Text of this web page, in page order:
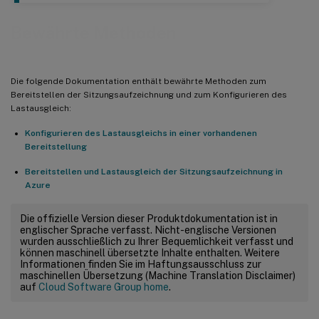
Die folgende Dokumentation enthält bewährte Methoden zum
Bereitstellen der Sitzungsaufzeichnung und zum Konfigurieren des
Lastausgleich:
Konfigurieren des Lastausgleichs in einer vorhandenen
Bereitstellung
Bereitstellen und Lastausgleich der Sitzungsaufzeichnung in
Azure
Die offizielle Version dieser Produktdokumentation ist in
englischer Sprache verfasst. Nicht-englische Versionen
wurden ausschließlich zu Ihrer Bequemlichkeit verfasst und
können maschinell übersetzte Inhalte enthalten. Weitere
Informationen finden Sie im Haftungsausschluss zur
maschinellen Übersetzung (Machine Translation Disclaimer)
auf Cloud Software Group home.